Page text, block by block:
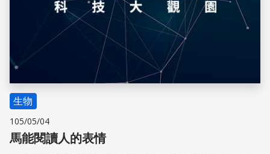
生物
105/05/04
馬能閱讀人的表情